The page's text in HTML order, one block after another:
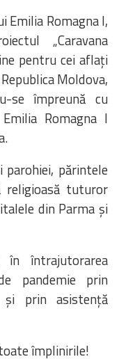
Romagna I,
„Caravana
pentru cei aflați
Moldova,
se împreună cu
Romagna I
părintele
religioasă tuturor
din Parma și
întrajutorarea
pandemie prin
și prin asistență
împlinirile!